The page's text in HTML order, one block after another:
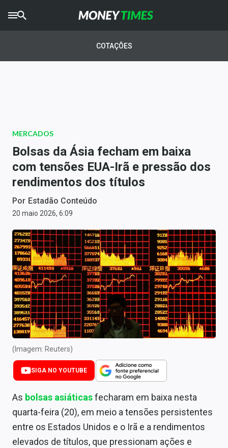
AGROTIMES
Newsletters
Money Trader
Anuncie
Últimas Notícias
Newsletters
Cotações
Comprar ou vender?
Carteiras Recomendadas
Central de Dividendos
Central de Fundos Imobiliários
Central dos IPOs
Renda Fixa
Finanças Pessoais
Mercados
COTAÇÕES
MERCADOS
Bolsas da Ásia fecham em baixa
com tensões EUA-Irã e pressão dos
rendimentos dos títulos
Por Estadão Conteúdo
20 maio 2026, 6:09
(Imagem: Reuters)
SIGA NO YOUTUBE
As bolsas asiáticasfecharam em baixa nesta
quarta-feira (20), em meio a tensões persistentes
entre os Estados Unidos e o Irã e a rendimentos
elevados de títulos, que pressionam ações e